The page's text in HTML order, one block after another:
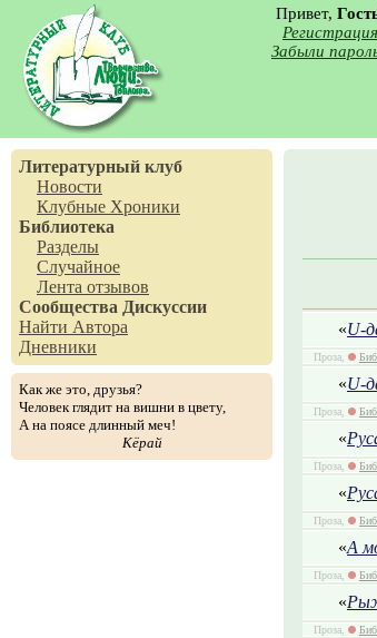
Привет,
Регистрация
Забыли
Литературный клуб
Новости
Клубные Хроники
Библиотека
Разделы
Случайное
Лента отзывов
Сообщества Дискуссии
Найти Автора
Дневники
Как же это, друзья?
Человек глядит на вишни в цвету,
А на поясе длинный меч!
Кёрай
«U-
Проза,
«U-
Проза,
«
Проза,
«
Проза,
«А
Проза,
«
Проза,